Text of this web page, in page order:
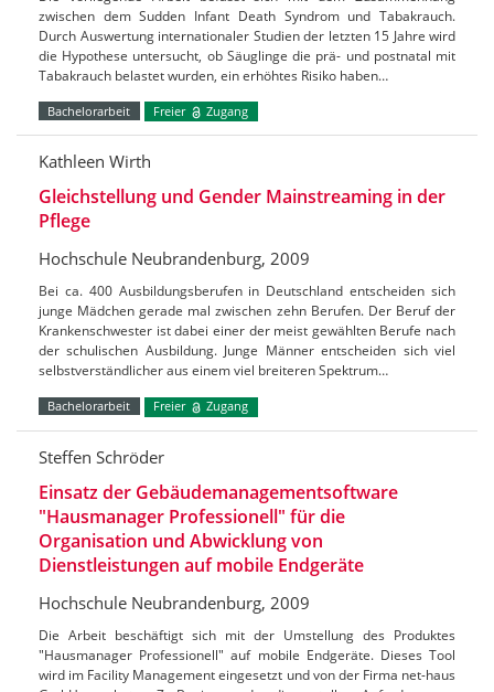
zwischen dem Sudden Infant Death Syndrom und Tabakrauch.
Durch Auswertung internationaler Studien der letzten 15 Jahre wird
die Hypothese untersucht, ob Säuglinge die prä- und postnatal mit
Tabakrauch belastet wurden, ein erhöhtes Risiko haben…
Bachelorarbeit Freier Zugang
Kathleen Wirth
Gleichstellung und Gender Mainstreaming in der
Pflege
Hochschule Neubrandenburg, 2009
Bei ca. 400 Ausbildungsberufen in Deutschland entscheiden sich
junge Mädchen gerade mal zwischen zehn Berufen. Der Beruf der
Krankenschwester ist dabei einer der meist gewählten Berufe nach
der schulischen Ausbildung. Junge Männer entscheiden sich viel
selbstverständlicher aus einem viel breiteren Spektrum…
Bachelorarbeit Freier Zugang
Steffen Schröder
Einsatz der Gebäudemanagementsoftware
"Hausmanager Professionell" für die
Organisation und Abwicklung von
Dienstleistungen auf mobile Endgeräte
Hochschule Neubrandenburg, 2009
Die Arbeit beschäftigt sich mit der Umstellung des Produktes
"Hausmanager Professionell" auf mobile Endgeräte. Dieses Tool
wird im Facility Management eingesetzt und von der Firma net-haus